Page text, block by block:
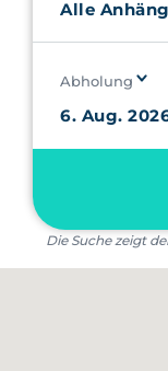
Abholung
Die Suche zeigt